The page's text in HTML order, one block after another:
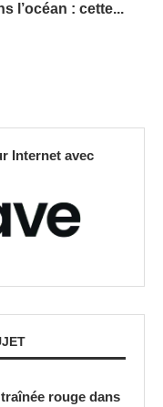
l’océan : cette...
Internet avec
rouge dans